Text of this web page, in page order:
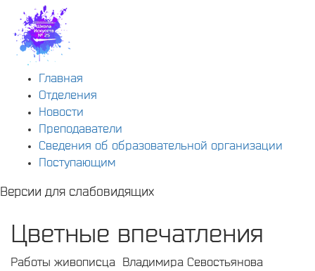
Главная
Отделения
Новости
Преподаватели
Сведения об образовательной организации
Поступающим
Версии для слабовидящих
Цветные впечатления
Работы живописца Владимира Севостьянова